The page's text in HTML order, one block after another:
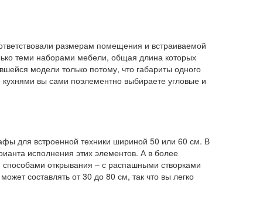
размерам помещения и встраиваемой
теми наборами мебели, общая длина которых
модели только потому, что габариты одного
вы сами поэлементно выбираете угловые и
для встроенной техники шириной 50 или 60 см. В
исполнения этих элементов. А в более
открывания – с распашными створками
составлять от 30 до 80 см, так что вы легко